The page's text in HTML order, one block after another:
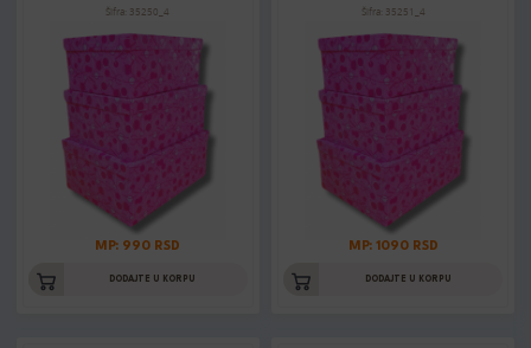
Šifra: 35250_4
MP: 990 RSD
DODAJTE U KORPU
Šifra: 35251_4
MP: 1090 RSD
DODAJTE U KORPU